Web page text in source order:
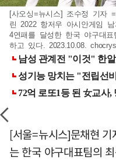
[사오싱=뉴시스] 조수정 기자
린 2022 항저우 아시안게임
4연패를 달성한 한국 야구대
하고 있다. 2023.10.08.
[서울=뉴시스]문채현
는 한국 야구대표팀의